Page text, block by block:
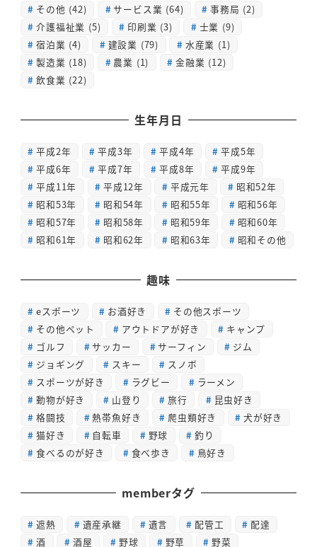
その他 (42) サービス業 (64) 事務局 (2)
介護福祉業 (5) 印刷業 (3) 士業 (9)
宿泊業 (4) 建設業 (79) 水産業 (1)
製造業 (18) 農業 (1) 金融業 (12)
飲食業 (22)
生年月日
平成2年 平成3年 平成4年
平成5年
平成6年
平成7年 平成8年
平成9年
平成11年
平成12年 平成元年
昭和52年
昭和53年
昭和54年 昭和55年
昭和56年
昭和57年
昭和58年 昭和59年
昭和60年
昭和61年
昭和62年 昭和63年 昭和その他
趣味
eスポーツ お酒好き
その他スポーツ
その他ペット
アウトドアが好き
キャンプ
ゴルフ
サッカー サーフィン
ジム
ジョギング
スキー
スノボ
スポーツが好き
ラグビー
ラーメン
動物が好き
山登り 旅行
昆虫好き
格闘技
熱帯魚好き 爬虫類好き
犬が好き
猫好き
自転車 野球
釣り
食べるのが好き
食べ歩き 鳥好き
memberタグ
遮熱 遺産承継 遺言 配管工
配達
酒
酒屋 野球 野草 野菜